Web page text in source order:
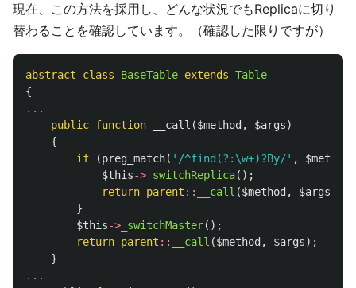
現在、この方法を採用し、どんな状況でもReplicaに切り
替わることを確認しています。（確認した限りですが）
abstract class BaseTable extends Table
{
...
public function __call ($method , $args)
{
if
(preg_match( '/^find(?:\w+)?By/' , $method
$this-> _switchReplica();
return parent :: __call ($method , $args
}
$this-> _switchMaster();
return parent :: __call ($method , $args);
}
...